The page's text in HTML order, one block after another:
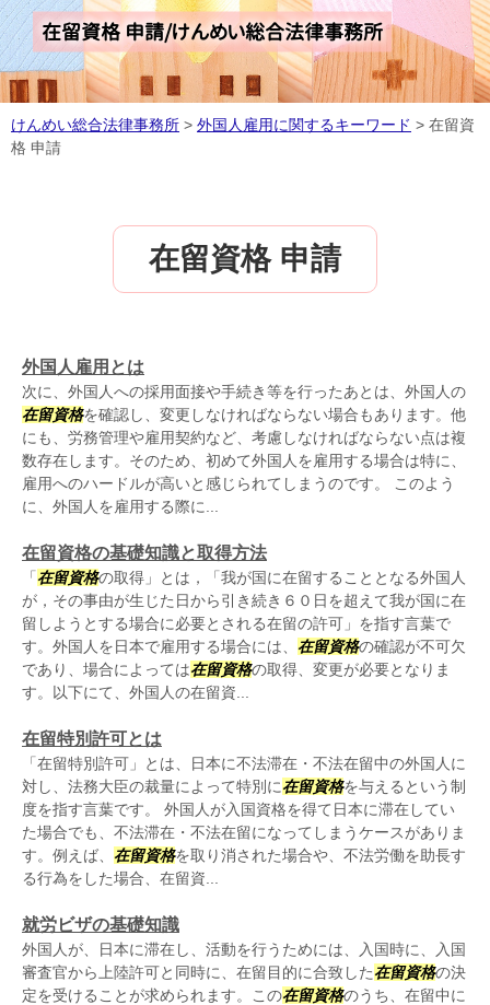
在留資格 申請/けんめい総合法律事務所
けんめい総合法律事務所 > 外国人雇用に関するキーワード > 在留資
格 申請
在留資格 申請
外国人雇用とは
次に、外国人への採用面接や手続き等を行ったあとは、外国人の
在留資格を確認し、変更しなければならない場合もあります。他
にも、労務管理や雇用契約など、考慮しなければならない点は複
数存在します。そのため、初めて外国人を雇用する場合は特に、
雇用へのハードルが高いと感じられてしまうのです。 このよう
に、外国人を雇用する際に...
在留資格の基礎知識と取得方法
「 在留資格の取得」とは，「我が国に在留することとなる外国人
が，その事由が生じた日から引き続き６０日を超えて我が国に在
留しようとする場合に必要とされる在留の許可」を指す言葉で
す。外国人を日本で雇用する場合には、 在留資格の確認が不可欠
であり、場合によっては在留資格の取得、変更が必要となりま
す。以下にて、外国人の在留資...
在留特別許可とは
「在留特別許可」とは、日本に不法滞在・不法在留中の外国人に
対し、法務大臣の裁量によって特別に在留資格を与えるという制
度を指す言葉です。 外国人が入国資格を得て日本に滞在してい
た場合でも、不法滞在・不法在留になってしまうケースがありま
す。例えば、 在留資格を取り消された場合や、不法労働を助長す
る行為をした場合、在留資...
就労ビザの基礎知識
外国人が、日本に滞在し、活動を行うためには、入国時に、入国
審査官から上陸許可と同時に、在留目的に合致した在留資格の決
定を受けることが求められます。この在留資格のうち、在留中に